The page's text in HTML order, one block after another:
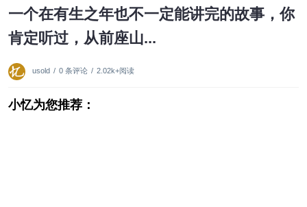
一个在有生之年也不一定能讲完的故事，你
肯定听过，从前座山...
usold / 0 条评论 / 2.02k+阅读
小忆为您推荐：